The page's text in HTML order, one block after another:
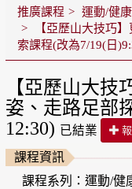
推廣課程
運動/健康
【亞歷山大技巧
索課程(改為7/19(日
【亞歷山大技
姿、走路足部
12:30) 已結業
課程資訊
課程系列：運動/健